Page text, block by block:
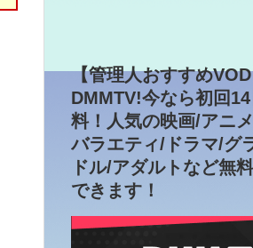
【管理人おすすめ
DMMTV!今なら初回
料！人気の映画/アニ
バラエティ/ドラマ/グ
ドル/アダルトなど無
できます！